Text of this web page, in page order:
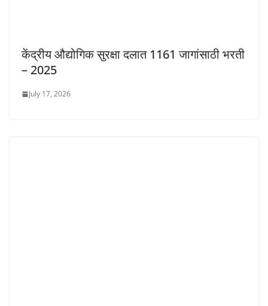
केंद्रीय औद्योगिक सुरक्षा दलात 1161 जागांसाठी भरती
– 2025
July 17, 2026